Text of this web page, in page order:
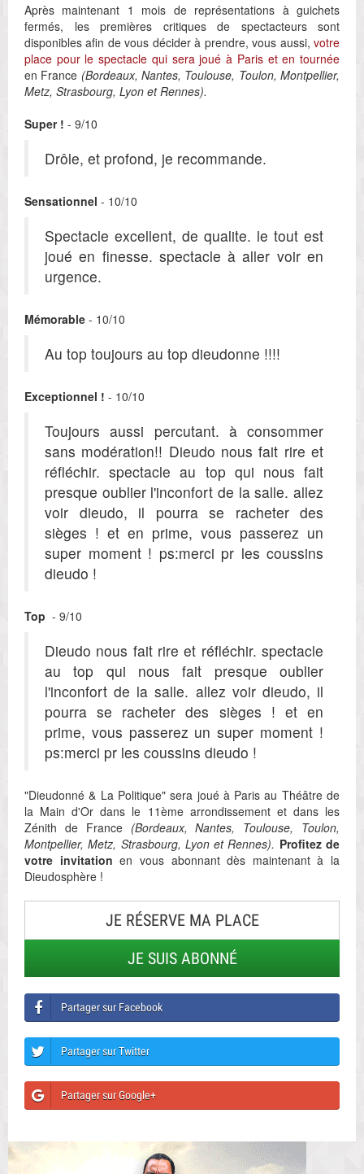
Après maintenant 1 mois de représentations à guichets
fermés, les premières critiques de spectacteurs sont
disponibles afin de vous décider à prendre, vous aussi, votre
place pour le spectacle qui sera joué à Paris et en tournée
en France (Bordeaux, Nantes, Toulouse, Toulon, Montpellier,
Metz, Strasbourg, Lyon et Rennes).
Super ! - 9/10
Drôle, et profond, je recommande.
Sensationnel - 10/10
Spectacle excellent, de qualite. le tout est
joué en finesse. spectacle à aller voir en
urgence.
Mémorable - 10/10
Au top toujours au top dieudonne !!!!
Exceptionnel ! - 10/10
Toujours aussi percutant. à consommer
sans modération!! Dieudo nous fait rire et
réfléchir. spectacle au top qui nous fait
presque oublier l'inconfort de la salle. allez
voir dieudo, il pourra se racheter des
sièges ! et en prime, vous passerez un
super moment ! ps:merci pr les coussins
dieudo !
Top - 9/10
Dieudo nous fait rire et réfléchir. spectacle
au top qui nous fait presque oublier
l'inconfort de la salle. allez voir dieudo, il
pourra se racheter des sièges ! et en
prime, vous passerez un super moment !
ps:merci pr les coussins dieudo !
"Dieudonné & La Politique" sera joué à Paris au Théâtre de
la Main d'Or dans le 11ème arrondissement et dans les
Zénith de France (Bordeaux, Nantes, Toulouse, Toulon,
Montpellier, Metz, Strasbourg, Lyon et Rennes). Profitez de
votre invitation en vous abonnant dès maintenant à la
Dieudosphère !
JE RÉSERVE MA PLACE
JE SUIS ABONNÉ
Partager sur Facebook
Partager sur Twitter
Partager sur Google+